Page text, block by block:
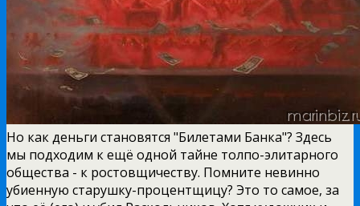
Но как деньги становятся "Билетами Банка"? Здесь
мы подходим к ещё одной тайне толпо-элитарного
общества - к ростовщичеству. Помните невинно
убиенную старушку-процентщицу? Это то самое, за